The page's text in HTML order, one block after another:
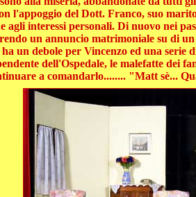
l'appoggio del Dott. Franco, suo
agli interessi personali. Di nuovo nei
un annuncio matrimoniale su di
un debole per Vincenzo ed una
dell'Ospedale, le malefatte dei
a comandarlo........ "Matt sè...